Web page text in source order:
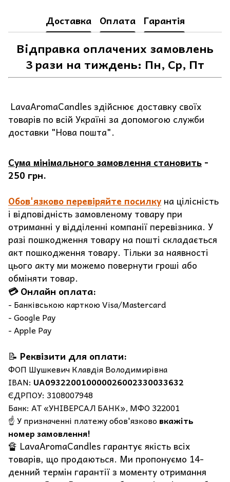
Доставка Оплата Гарантія
Відправка оплачених замовлень
3 рази на тиждень: Пн, Ср, Пт
LavaAromaCandles здійснює доставку своїх
товарів по всій Україні за допомогою служби
доставки "Нова пошта".
Сума мінімального замовлення становить -
250 грн.
Обов'язково перевіряйте посилку на цілісність
і відповідність замовленому товару при
отриманні у відділенні компанії перевізника. У
разі пошкодження товару на пошті складається
акт пошкодження товару. Тільки за наявності
цього акту ми можемо повернути гроші або
обміняти товар.
💳 Онлайн оплата:
- Банківською карткою Visa/Mastercard
- Google Pay
- Apple Pay
📝 Реквізити для оплати:
ФОП Шушкевич Клавдія Володимирівна
IBAN: UA093220010000026002330033632
ЄДРПОУ: 3108007948
Банк: АТ «УНІВЕРСАЛ БАНК», МФО 322001
☝️ У призначенні платежу обов'язково вкажіть
номер замовлення!
🔏 LavaAromaCandles гарантує якість всіх
товарів, що продаються. Ми пропонуємо 14-
денний термін гарантії з моменту отримання